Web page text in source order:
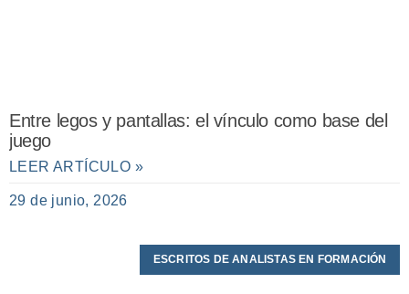
Entre legos y pantallas: el vínculo como base del
juego
LEER ARTÍCULO »
29 de junio, 2026
ESCRITOS DE ANALISTAS EN FORMACIÓN